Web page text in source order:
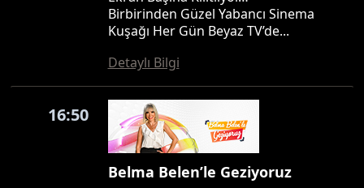
Birbirinden Güzel Yabancı Sinema
Kuşağı Her Gün Beyaz TV’de...
Detaylı Bilgi
16:50
Belma Belen’le Geziyoruz